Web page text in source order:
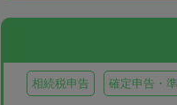
相続税申告 確定申告・